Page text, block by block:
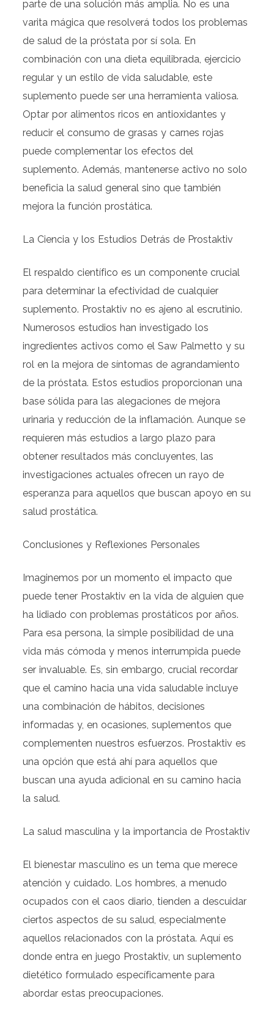
parte de una solución más amplia. No es una
varita mágica que resolverá todos los problemas
de salud de la próstata por sí sola. En
combinación con una dieta equilibrada, ejercicio
regular y un estilo de vida saludable, este
suplemento puede ser una herramienta valiosa.
Optar por alimentos ricos en antioxidantes y
reducir el consumo de grasas y carnes rojas
puede complementar los efectos del
suplemento. Además, mantenerse activo no solo
beneficia la salud general sino que también
mejora la función prostática.
La Ciencia y los Estudios Detrás de Prostaktiv
El respaldo científico es un componente crucial
para determinar la efectividad de cualquier
suplemento. Prostaktiv no es ajeno al escrutinio.
Numerosos estudios han investigado los
ingredientes activos como el Saw Palmetto y su
rol en la mejora de síntomas de agrandamiento
de la próstata. Estos estudios proporcionan una
base sólida para las alegaciones de mejora
urinaria y reducción de la inflamación. Aunque se
requieren más estudios a largo plazo para
obtener resultados más concluyentes, las
investigaciones actuales ofrecen un rayo de
esperanza para aquellos que buscan apoyo en su
salud prostática.
Conclusiones y Reflexiones Personales
Imaginemos por un momento el impacto que
puede tener Prostaktiv en la vida de alguien que
ha lidiado con problemas prostáticos por años.
Para esa persona, la simple posibilidad de una
vida más cómoda y menos interrumpida puede
ser invaluable. Es, sin embargo, crucial recordar
que el camino hacia una vida saludable incluye
una combinación de hábitos, decisiones
informadas y, en ocasiones, suplementos que
complementen nuestros esfuerzos. Prostaktiv es
una opción que está ahí para aquellos que
buscan una ayuda adicional en su camino hacia
la salud.
La salud masculina y la importancia de Prostaktiv
El bienestar masculino es un tema que merece
atención y cuidado. Los hombres, a menudo
ocupados con el caos diario, tienden a descuidar
ciertos aspectos de su salud, especialmente
aquellos relacionados con la próstata. Aquí es
donde entra en juego Prostaktiv, un suplemento
dietético formulado específicamente para
abordar estas preocupaciones.